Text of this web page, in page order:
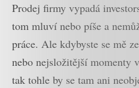
Prodej firmy vypadá
tom mluví nebo píše a
práce. Ale kdybyste se mě
nebo nejsložitější momenty
tak tohle by se tam ani